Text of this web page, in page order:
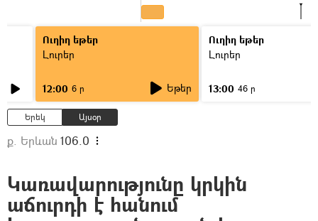
Ուղիղ եթեր
Լուրեր
12:00 6 ր Եթեր
Ուղիղ եթեր
Լուրեր
13:00 46 ր
Երեկ Այսօր
ք. Երևան 106.0
Կառավարությունը կրկին
աճուրդի է հանում